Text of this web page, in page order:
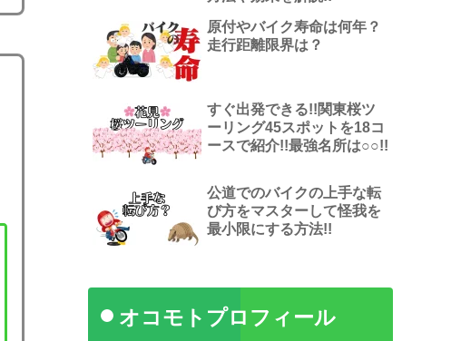
原付やバイク寿命は何年？
走行距離限界は？
すぐ出発できる!!関東桜ツ
ーリング45スポットを18コ
ースで紹介!!最強名所は○○!!
公道でのバイクの上手な転
び方をマスターして怪我を
最小限にする方法!!
オコモトプロフィール